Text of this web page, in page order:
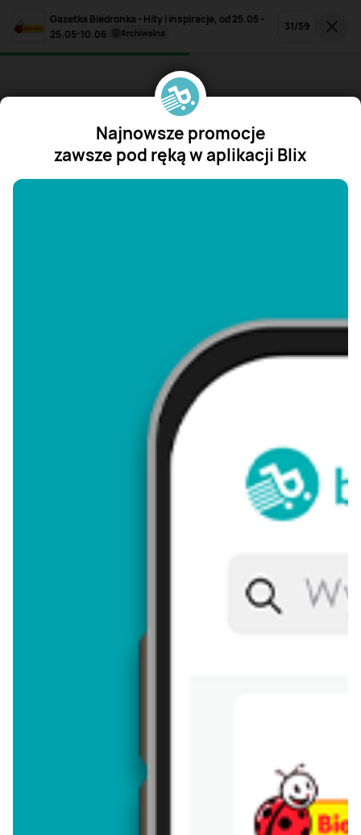
Gazetka Biedronka - Hity i inspiracje, od 25.05 -
25.05-10.06
archiwalna 31/59
Najnowsze promocje
zawsze pod ręką w aplikacji Blix
"/>